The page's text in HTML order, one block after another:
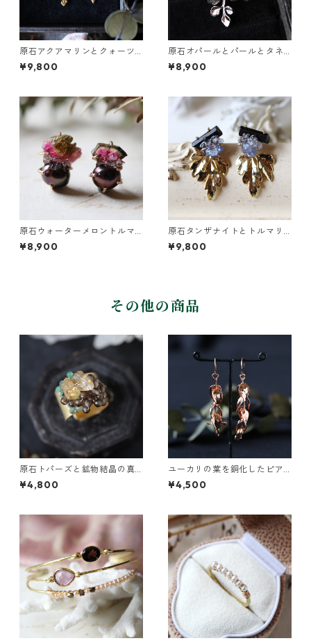
原石アクアマリンとクォーツ
とカニクサの葉ピアス
¥9,800
原石オパールとパールとタネ
ツケバナの葉ピアス
¥8,900
原石ウォーターメロントルマ
リンとパールのピアス
¥8,900
原石タンザナイトとトルマリ
ンとクレマチスの葉ピアス
¥9,800
その他の商品
原石トパーズと鉱物結晶の真
鍮幅広イヤーカフ
¥4,800
ユーカリの葉を銅化したピア
ス
¥4,500